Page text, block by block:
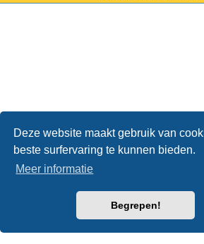
Deze website maakt gebruik van
beste surfervaring te kunnen bieden.
Meer informatie
Begrepen!